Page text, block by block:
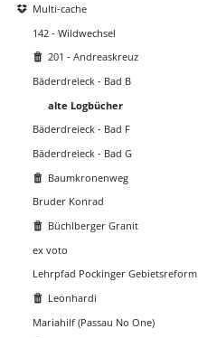
Multi-cache
142 - Wildwechsel
201 - Andreaskreuz
Bäderdreieck - Bad B
alte Logbücher
Bäderdreieck - Bad F
Bäderdreieck - Bad G
Baumkronenweg
Bruder Konrad
Büchlberger Granit
ex voto
Lehrpfad Pockinger Gebietsreform
Leonhardi
Mariahilf (Passau No One)